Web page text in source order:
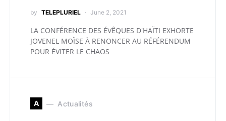
by TELEPLURIEL June 2, 2021
LA CONFÉRENCE DES ÉVÊQUES D'HAÏTI EXHORTE
JOVENEL MOÏSE À RENONCER AU RÉFÉRENDUM
POUR ÉVITER LE CHAOS
A Actualités